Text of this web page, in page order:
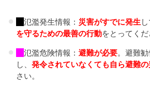
氾濫発生情報： 災害がすでに発生
を守るための最善の行動をとってくだ
氾濫危険情報： 避難が必要。避難
し、 発令されていなくても自ら避難
さい。